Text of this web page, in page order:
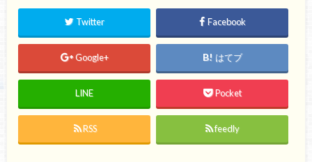
e
共
有
い
ド
ウ
き
す
る
に
は
ク
ッ
し
く
さ
い
(
新
し
Twitter Facebook
Google+ はてブ
LINE Pocket
RSS feedly